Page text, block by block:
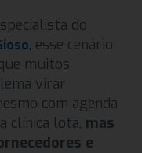
do
, esse cenário
muitos
virar
com agenda
clínica lota, mas
e